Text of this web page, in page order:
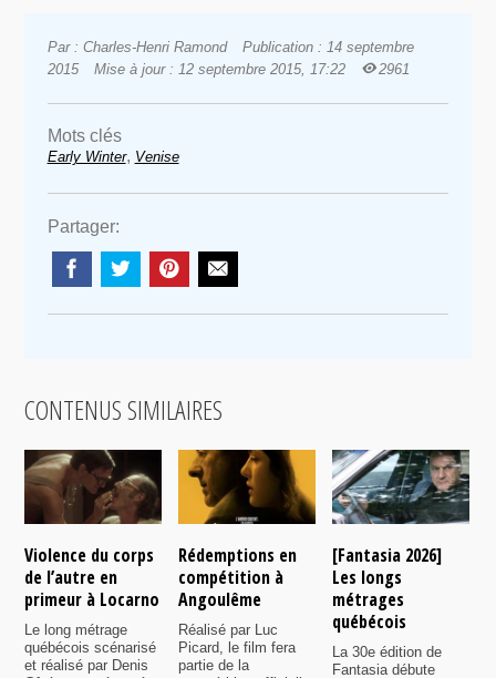
Par : Charles-Henri Ramond
Publication : 14 septembre
2015
Mise à jour : 12 septembre 2015, 17:22 2961
Mots clés
Early Winter, Venise
Partager:
CONTENUS SIMILAIRES
Violence du corps
de l’autre en
primeur à Locarno
Le long métrage
québécois scénarisé
et réalisé par Denis
Rédemptions en
compétition à
Angoulême
Réalisé par Luc
Picard, le film fera
partie de la
[Fantasia 2026]
Les longs
métrages
québécois
La 30e édition de
Fantasia débute